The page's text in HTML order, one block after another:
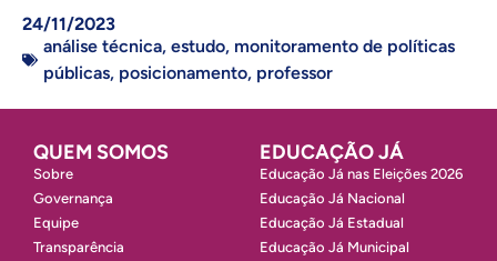
24/11/2023
análise técnica, estudo, monitoramento de políticas
públicas, posicionamento, professor
QUEM SOMOS
Sobre
Governança
Equipe
Transparência
EDUCAÇÃO JÁ
Educação Já nas Eleições 2026
Educação Já Nacional
Educação Já Estadual
Educação Já Municipal